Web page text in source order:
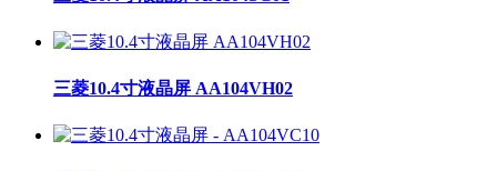
三菱10.4寸液晶屏 AA104VH02